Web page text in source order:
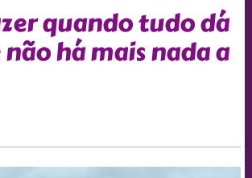
quando tudo dá
há mais nada a